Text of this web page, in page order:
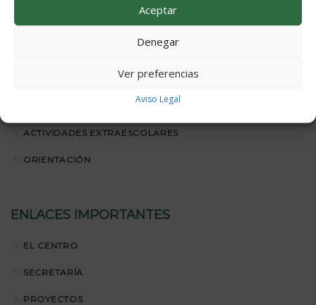
Aceptar
Denegar
Ver preferencias
Aviso Legal
ÁREA DE ALUMNOS
ALUMNADO Y FAMILIAS
ACTIVIDADES EXTRAESCOLARES
ORIENTACIÓN
ENLACES IMPORTANTES
EL CENTRO
SECRETARÍA
PROYECTOS